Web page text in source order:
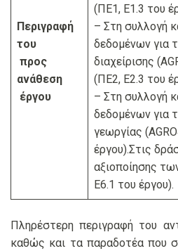
Περιγραφή
του
προς
ανάθεση
έργου
(ΠΕ1, Ε1.3 του
– Στη συλλογή
δεδομένων για
διαχείρισης
(ΠΕ2, Ε2.3 του
– Στη συλλογή
δεδομένων για
γεωργίας
έργου).Στις
αξιοποίησης
Ε6.1 του έργου).
Πληρέστερη περιγραφή του
καθώς και τα παραδοτέα που